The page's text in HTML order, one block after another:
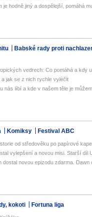
hodně jiný a dospělejší, pomáhá mu
Babské rady proti
vedrech: Co pomáhá a kdy
jak se z nich rychle vyléčit
nás líbí a kde v našem těle je
Komiksy Festival ABC
od středověku po papírové
vylepšení a novou misi. Starší díl
novou epizodu zdarma. Dawn
kokoti Fortuna liga